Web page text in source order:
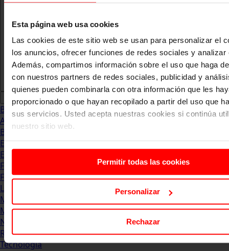
Esta página web usa cookies
Las cookies de este sitio web se usan para personalizar el
los anuncios, ofrecer funciones de redes sociales y analizar
Además, compartimos información sobre el uso que haga
con nuestros partners de redes sociales, publicidad y
quienes pueden combinarla con otra información que les
proporcionado o que hayan recopilado a partir del uso que
sus servicios. Usted acepta nuestras cookies si continúa
nuestro sitio web.
Permitir todas las cookies
Personalizar
Rechazar
Blog
Abogacia
Business
Empleo & Emprendimiento
Empresas
Finanzas
Formación & Estudios
Luxury
Management
Marketing & Comunicación
Negocios
Recursos Humanos
Tecnología